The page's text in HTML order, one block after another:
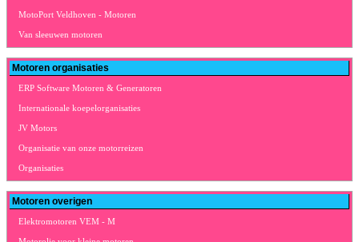
MotoPort Veldhoven - Motoren
Van sleeuwen motoren
Motoren organisaties
ERP Software Motoren & Generatoren
Internationale koepelorganisaties
JV Motors
Organisatie van onze motorreizen
Organisaties
Motoren overigen
Elektromotoren VEM - M